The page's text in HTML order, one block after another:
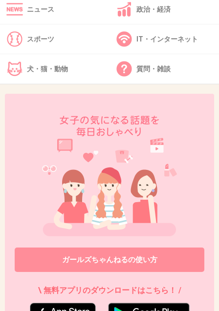
何の問題に対しても、必ず反対派っているもん
2013/08/14(水) 16:33:53
最近、ドラマとかでもタバコのシーン減ったよ
+23
2013/08/14(水) 16:35:13
米ドラマ「MAD MEN」（エミー賞獲りまく
キャストがバカスカ吸ってる。職場で吸うのは
当たり前。家でも妊婦の横で旦那が吸いまく
ニュース 政治・経済
スポーツ IT・インターネット
犬・猫・動物 質問・雑談
ガールズちゃんねるの使い方
\ 無料アプリのダウンロードはこちら！ /